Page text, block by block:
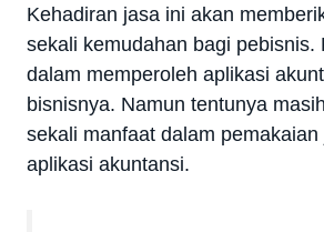
Kehadiran jasa ini akan
sekali kemudahan bagi pebisnis.
dalam memperoleh aplikasi
bisnisnya. Namun tentunya
sekali manfaat dalam
aplikasi akuntansi.